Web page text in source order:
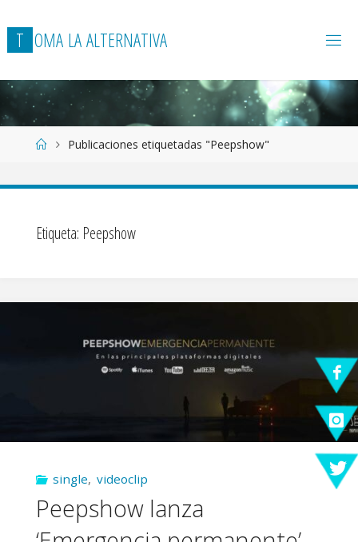
T OMA LAALTERNATIVA
Página
Inicio
Publicaciones etiquetadas "Peepshow"
Etiqueta: Peepshow
single, videoclip
Peepshow lanza